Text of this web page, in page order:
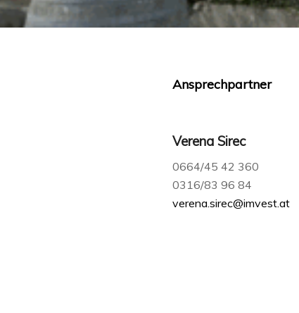
Ansprechpartner
Verena Sirec
0664/45 42 360
0316/83 96 84
verena.sirec@imvest.at